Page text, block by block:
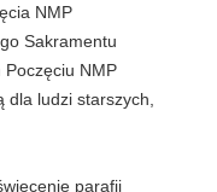
NMP
Sakramentu
NMP
ludzi starszych,
parafii